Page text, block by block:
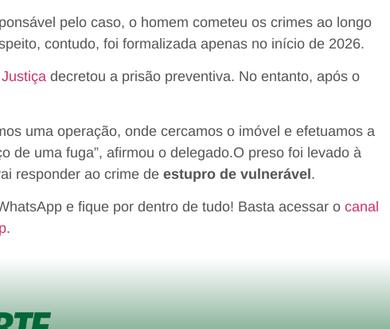
pelo caso, o homem cometeu os crimes ao longo
contudo, foi formalizada apenas no início de 2026.
Justiça decretou a prisão preventiva. No entanto, após o
uma operação, onde cercamos o imóvel e efetuamos a
de uma fuga”, afirmou o delegado.O preso foi levado à
responder ao crime de estupro de vulnerável.
e fique por dentro de tudo! Basta acessar o canal
.